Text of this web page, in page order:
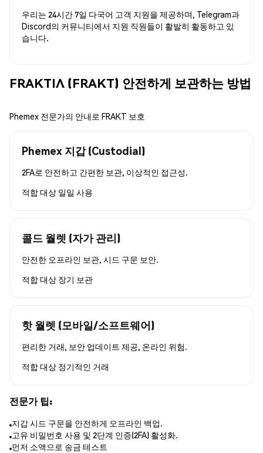
우리는 24시간 7일 다국어 고객 지원을 제공하며, Telegram과
Discord의 커뮤니티에서 지원 직원들이 활발히 활동하고 있
습니다.
FRAKTIΛ (FRAKT) 안전하게 보관하는 방법
Phemex 전문가의 안내로 FRAKT 보호
Phemex 지갑 (Custodial)
2FA로 안전하고 간편한 보관, 이상적인 접근성.
적합 대상 일일 사용
콜드 월렛 (자가 관리)
안전한 오프라인 보관, 시드 구문 보안.
적합 대상 장기 보관
핫 월렛 (모바일/소프트웨어)
편리한 거래, 보안 업데이트 제공, 온라인 위험.
적합 대상 정기적인 거래
전문가 팁:
지갑 시드 구문을 안전하게 오프라인 백업.
고유 비밀번호 사용 및 2단계 인증(2FA) 활성화.
먼저 소액으로 송금 테스트